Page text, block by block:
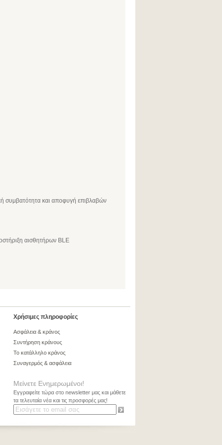
συμβατότητα και αποφυγή επιβλαβών
αισθητήρων BLE
Χρήσιμες πληροφορίες
Ασφάλεια & κράνος
Συντήρηση κράνους
Το κατάλληλο κράνος
Συναγερμός & ασφάλεια
Μείνετε Ενημερωμένοι!
Εγγραφείτε τώρα στο newsletter μας και μάθετε
τα τελευταία νέα και τις προσφορές μας!